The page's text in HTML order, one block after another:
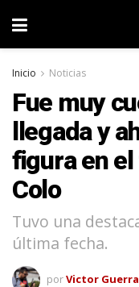
Inicio Noticias
Fue muy
llegada y
figura en
Colo
Tuvo una
última fecha.
porVictor Guerra